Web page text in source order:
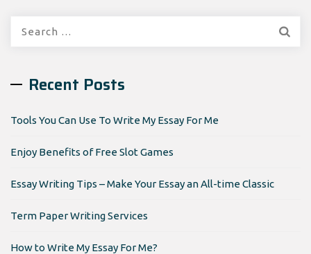
Recent Posts
Tools You Can Use To Write My Essay For Me
Enjoy Benefits of Free Slot Games
Essay Writing Tips – Make Your Essay an All-time Classic
Term Paper Writing Services
How to Write My Essay For Me?